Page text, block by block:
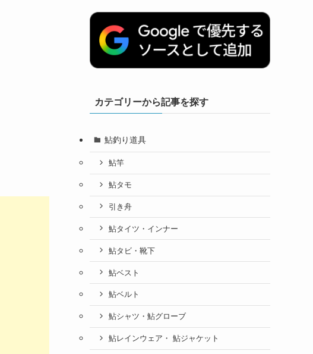
カテゴリーから記事を探す
鮎釣り道具
鮎竿
鮎タモ
引き舟
鮎タイツ・インナー
鮎タビ・靴下
鮎ベスト
鮎ベルト
鮎シャツ・鮎グローブ
鮎レインウェア・ 鮎ジャケット